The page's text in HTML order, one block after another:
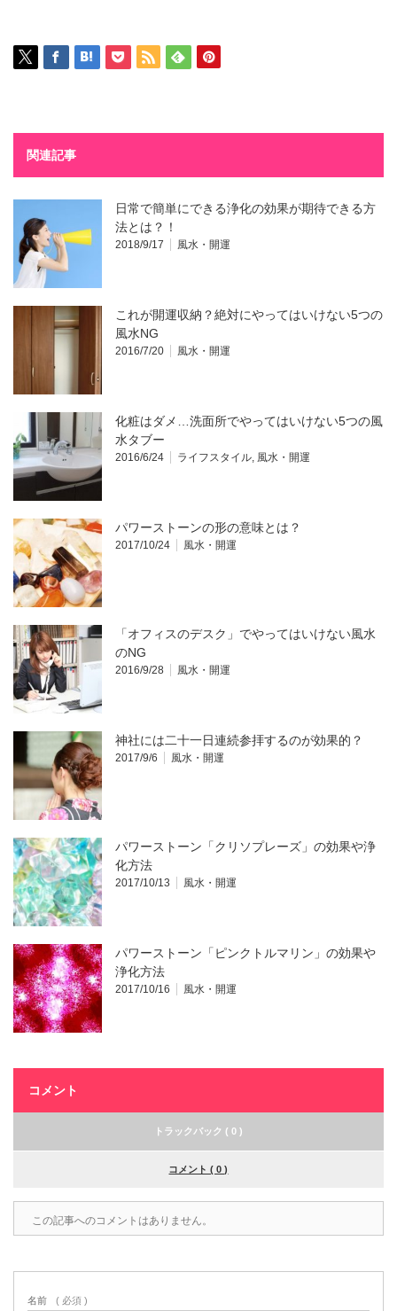
関連記事
日常で簡単にできる浄化の効果が期待できる方
法とは？！
2018/9/17 風水・開運
これが開運収納？絶対にやってはいけない5つの
風水NG
2016/7/20 風水・開運
化粧はダメ…洗面所でやってはいけない5つの風
水タブー
2016/6/24 ライフスタイル, 風水・開運
パワーストーンの形の意味とは？
2017/10/24 風水・開運
「オフィスのデスク」でやってはいけない風水
のNG
2016/9/28 風水・開運
神社には二十一日連続参拝するのが効果的？
2017/9/6 風水・開運
パワーストーン「クリソプレーズ」の効果や浄
化方法
2017/10/13 風水・開運
パワーストーン「ピンクトルマリン」の効果や
浄化方法
2017/10/16 風水・開運
コメント
トラックバック ( 0 )
コメント ( 0 )
この記事へのコメントはありません。
名前 ( 必須 )